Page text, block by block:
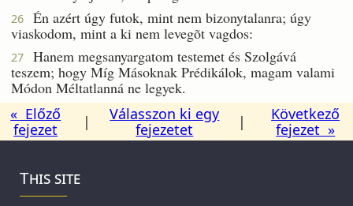
26
Én azért úgy futok, mint nem bizonytalanra; úgy
viaskodom, mint a ki nem levegõt vagdos:
27
Hanem megsanyargatom testemet és Szolgává
teszem; hogy Míg Másoknak Prédikálok, magam valami
Módon Méltatlanná ne legyek.
« Előző
fejezet
|
Válasszon ki egy
fejezetet
|
Következő
fejezet »
This site